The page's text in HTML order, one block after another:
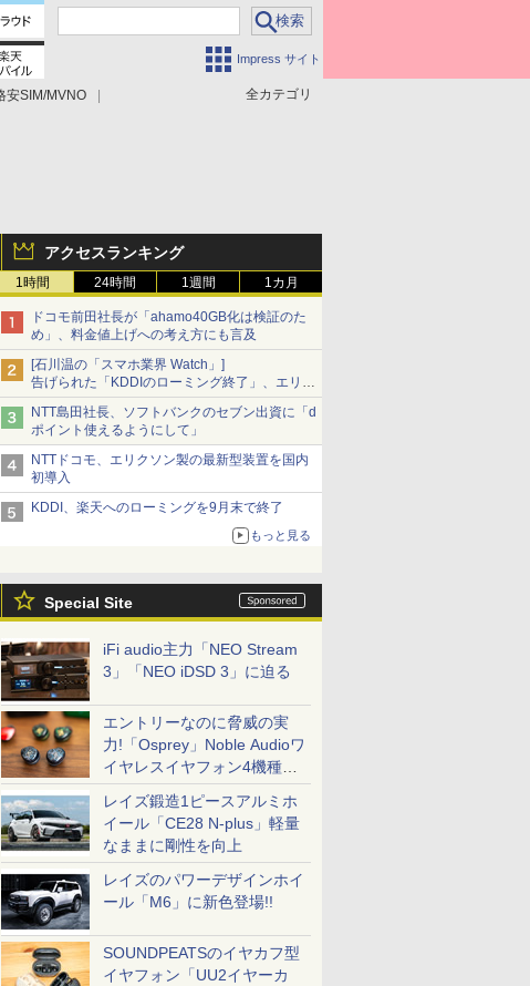
Impress サイト
全カテゴリ
安SIM/MVNO
アクセスランキング
1時間 24時間 1週間 1カ月
ドコモ前田社長が「ahamo40GB化は検証のた
め」、料金値上げへの考え方にも言及
[石川温の「スマホ業界 Watch」]
告げられた「KDDIのローミング終了」、エリア
マップの落とし穴と楽天モバイルの課題
NTT島田社長、ソフトバンクのセブン出資に「d
ポイント使えるようにして」
NTTドコモ、エリクソン製の最新型装置を国内
初導入
KDDI、楽天へのローミングを9月末で終了
もっと見る
Special Site
iFi audio主力「NEO Stream
3」「NEO iDSD 3」に迫る
エントリーなのに脅威の実
力!「Osprey」Noble Audioワ
イヤレスイヤフォン4機種を
一気に聴く
レイズ鍛造1ピースアルミホ
イール「CE28 N-plus」軽量
なままに剛性を向上
レイズのパワーデザインホイ
ール「M6」に新色登場!!
SOUNDPEATSのイヤカフ型
イヤフォン「UU2イヤーカ